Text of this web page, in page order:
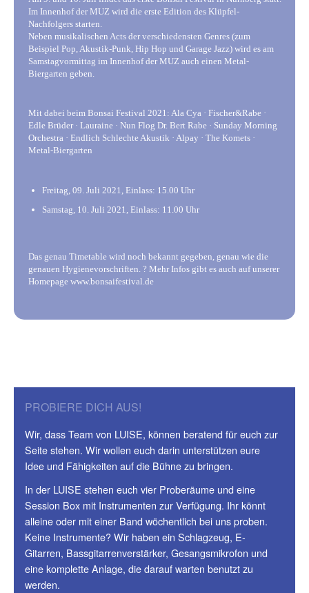
Im Innenhof der MUZ wird die erste Edition des Klüpfel-
Nachfolgers starten.
Neben musikalischen Acts der verschiedensten Genres (zum
Beispiel Pop, Akustik-Punk, Hip Hop und Garage Jazz) wird es am
Samstagvormittag im Innenhof der MUZ auch einen Metal-
Biergarten geben.
Mit dabei beim Bonsai Festival 2021: Ala Cya · Fischer&Rabe ·
Edle Brüder · Lauraine · Nun Flog Dr. Bert Rabe · Sunday Morning
Orchestra · Endlich Schlechte Akustik · Alpay · The Komets ·
Metal-Biergarten
Freitag, 09. Juli 2021, Einlass: 15.00 Uhr
Samstag, 10. Juli 2021, Einlass: 11.00 Uhr
Das genau Timetable wird noch bekannt gegeben, genau wie die
genauen Hygienevorschriften. ? Mehr Infos gibt es auch auf unserer
Homepage www.bonsaifestival.de
PROBIERE DICH AUS!
Wir, dass Team von LUISE, können beratend für euch zur
Seite stehen. Wir wollen euch darin unterstützen eure
Idee und Fähigkeiten auf die Bühne zu bringen.
In der LUISE stehen euch vier Proberäume und eine
Session Box mit Instrumenten zur Verfügung. Ihr könnt
alleine oder mit einer Band wöchentlich bei uns proben.
Keine Instrumente? Wir haben ein Schlagzeug, E-
Gitarren, Bassgitarrenverstärker, Gesangsmikrofon und
eine komplette Anlage, die darauf warten benutzt zu
werden.